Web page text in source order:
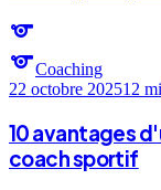
sports
sportsCoaching
22 octobre 202512
10 avantages
coach sportif